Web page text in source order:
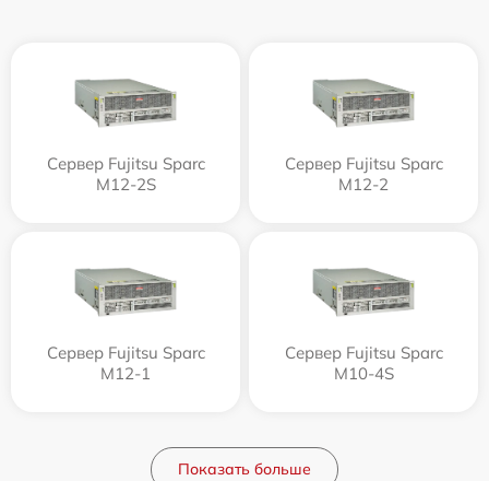
Сервер Fujitsu Sparc
M12-2S
Сервер Fujitsu Sparc
M12-2
Сервер Fujitsu Sparc
M12-1
Сервер Fujitsu Sparc
M10-4S
Показать больше